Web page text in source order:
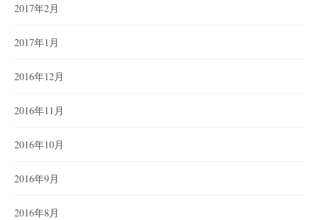
2017年2月
2017年1月
2016年12月
2016年11月
2016年10月
2016年9月
2016年8月